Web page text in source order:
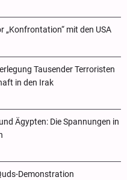
„Konfrontation“ mit den USA
Tausender Terroristen
in den Irak
Ägypten: Die Spannungen in
Demonstration